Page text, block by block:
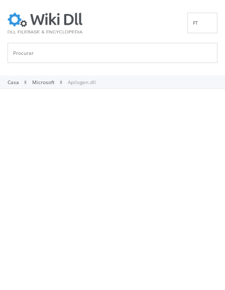
PT
Casa Microsoft Apilogen.dll